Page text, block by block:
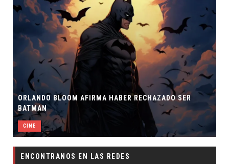
ORLANDO BLOOM AFIRMA HABER RECHAZADO SER
BATMAN
CINE
ENCONTRANOS EN LAS REDES